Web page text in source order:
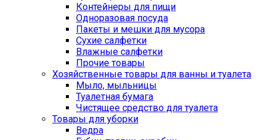
Контейнеры для пищи
Одноразовая посуда
Пакеты и мешки для мусора
Сухие салфетки
Влажные салфетки
Прочие товары
Хозяйственные товары для ванны и туалета
Мыло, мыльницы
Туалетная бумага
Чистящее средство для туалета
Товары для уборки
Ведра